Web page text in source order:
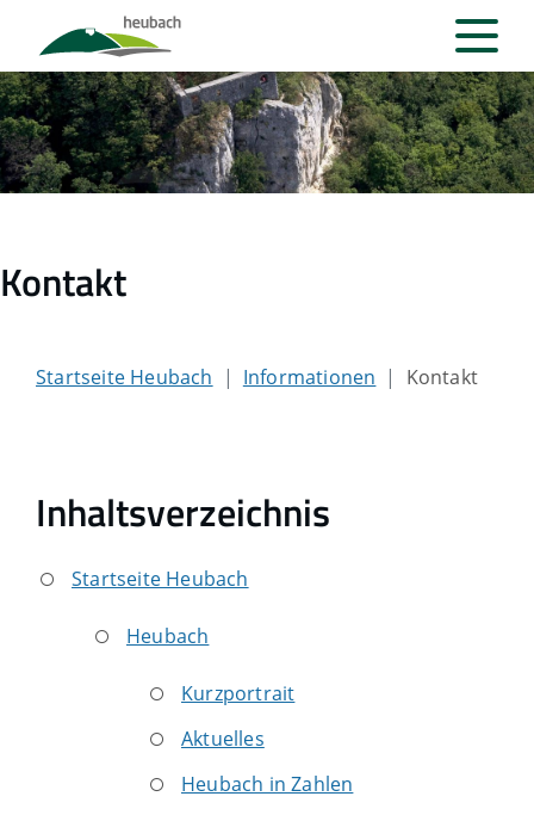
Kontakt
Startseite Heubach Informationen Kontakt
Inhaltsverzeichnis
Startseite Heubach
Heubach
Kurzportrait
Aktuelles
Heubach in Zahlen